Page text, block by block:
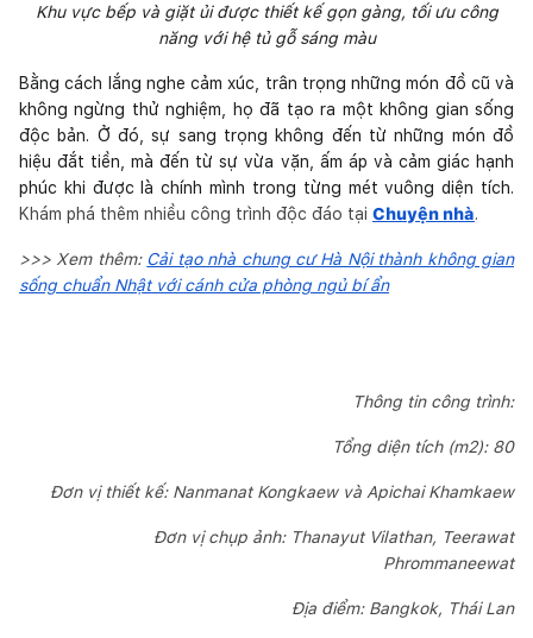
Khu vực bếp và giặt ủi được thiết kế gọn gàng, tối ưu công
năng với hệ tủ gỗ sáng màu
Bằng cách lắng nghe cảm xúc, trân trọng những món đồ cũ và
không ngừng thử nghiệm, họ đã tạo ra một không gian sống
độc bản. Ở đó, sự sang trọng không đến từ những món đồ
hiệu đắt tiền, mà đến từ sự vừa vặn, ấm áp và cảm giác hạnh
phúc khi được là chính mình trong từng mét vuông diện tích.
Khám phá thêm nhiều công trình độc đáo tại Chuyện nhà.
>>> Xem thêm: Cải tạo nhà chung cư Hà Nội thành không gian
sống chuẩn Nhật với cánh cửa phòng ngủ bí ẩn
Thông tin công trình:
Tổng diện tích (m2): 80
Đơn vị thiết kế: Nanmanat Kongkaew và Apichai Khamkaew
Đơn vị chụp ảnh: Thanayut Vilathan, Teerawat
Phrommaneewat
Địa điểm: Bangkok, Thái Lan